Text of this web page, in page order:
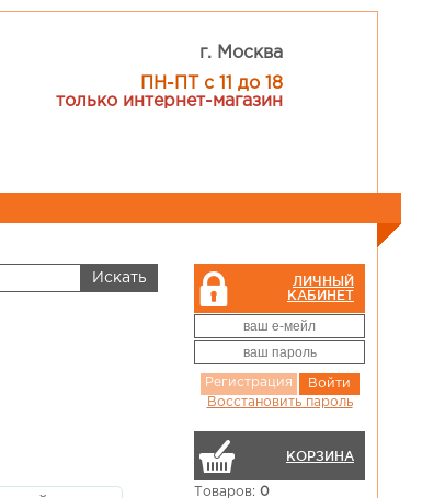
г. Москва
ПН-ПТ с 11 до 18
только интернет-магазин
ЛИЧНЫЙ
КАБИНЕТ
Регистрация
Войти
Восстановить пароль
КОРЗИНА
Товаров: 0